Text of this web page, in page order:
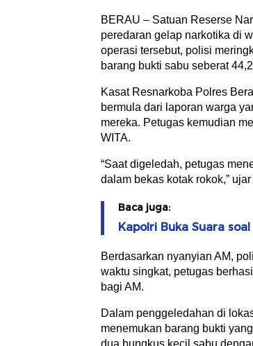
BERAU – Satuan Reserse
peredaran gelap narkotika di
operasi tersebut, polisi
barang bukti sabu seberat
Kasat Resnarkoba Polres
bermula dari laporan warga
mereka. Petugas kemudian
WITA.
“Saat digeledah, petugas
dalam bekas kotak rokok,”
Baca juga:
Kapolri Buka Suara
Berdasarkan nyanyian AM,
waktu singkat, petugas
bagi AM.
Dalam penggeledahan di
menemukan barang bukti
dua bungkus kecil sabu